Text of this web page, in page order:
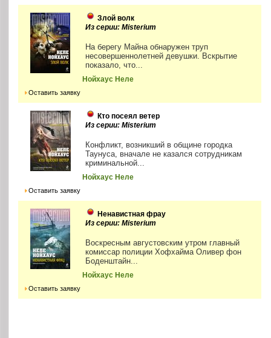
Злой волк
Из серии: Misterium
На берегу Майна обнаружен труп
несовершеннолетней девушки. Вскрытие
показало, что...
Нойхаус Неле
Оставить заявку
Кто посеял ветер
Из серии: Misterium
Конфликт, возникший в общине городка
Таунуса, вначале не казался сотрудникам
криминальной...
Нойхаус Неле
Оставить заявку
Ненавистная фрау
Из серии: Misterium
Воскресным августовским утром главный
комиссар полиции Хофхайма Оливер фон
Боденштайн...
Нойхаус Неле
Оставить заявку